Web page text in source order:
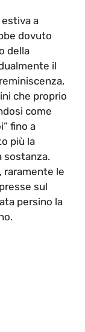
a
dovuto
della
il
che proprio
come
fino a
più la
sostanza.
, raramente le
sul
persino la